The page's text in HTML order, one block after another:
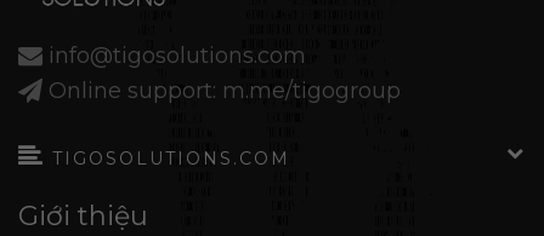
info@tigosolutions.com
Online support: m.me/tigogroup
TIGOSOLUTIONS.COM
Giới thiệu